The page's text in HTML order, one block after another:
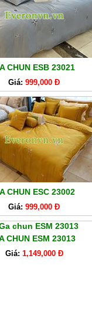
CHUN ESB 23021
Giá: 999,000 Đ
CHUN ESC 23002
Giá: 999,000 Đ
CHUN ESM 23013
Giá: 1,149,000 Đ